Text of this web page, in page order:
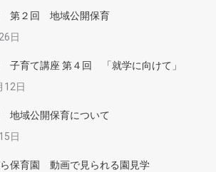
第２回 地域公開保育
日
子育て講座 第４回 「就学に向けて」
12日
地域公開保育について
日
保育園 動画で見られる園見学